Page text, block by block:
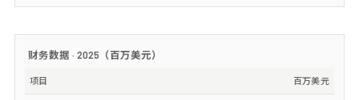
财务数据 · 2025 （百万美元）
项目 百万美元